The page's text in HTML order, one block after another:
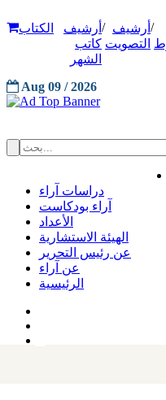
/ أرشيف
التصويت
/ أرشيف
كاتب
الشهر
الكتاب
Aug 09 / 2026
دراسات آراء
آراء بودكاست
الأعداد
الهيئة الاستشارية
عن رئيس التحرير
عن آراء
الرئيسية